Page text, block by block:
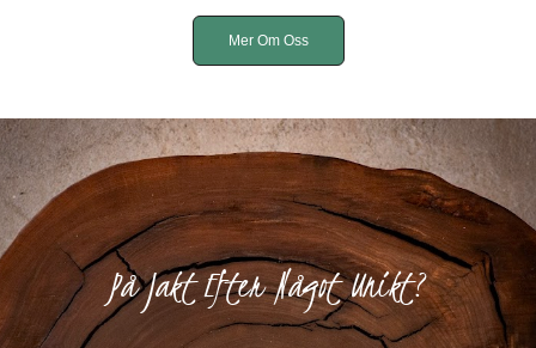
Mer Om Oss
På Jakt Efter Något Unikt?